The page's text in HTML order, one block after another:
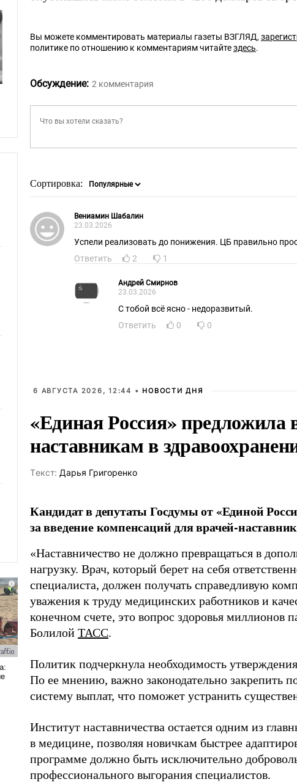
Вы можете комментировать материалы газеты ВЗГЛЯД,
политике по отношению к комментариям читайтездесь.
Обсуждение: 2 комментария
Сортировка:
Вениамин Шабалин
23.03.2026
Успели реализовать до понижения. ЦБ правильно
Ответить
2 1
Андрей Смирнов
23.03.2026
С тобой всё ясно - недоразвитый.
Ответить
0 0
6 АВГУСТА 2026, 12:44 • НОВОСТИ ДНЯ
«Единая Россия»
наставникам в
Tекст: Дарья Григоренко
Кандидат в депутаты Госдумы от «Единой
за введение компенсаций для врачей-
«Наставничество не должно превращаться в
нагрузку. Врач, который берет на себя
специалиста, должен получать справедливую
уважения к труду медицинских работников и
конечном счете, это вопрос здоровья миллионов
Болилой ТАСС.
Политик подчеркнула необходимость
По ее мнению, важно законодательно закрепить
систему выплат, что поможет устранить
Институт наставничества остается одним из
в медицине, позволяя новичкам быстрее
программе должно быть исключительно
профессионального выгорания специалистов.